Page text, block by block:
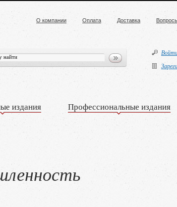
О компании Оплата Доставка
издания Профессиональные издания